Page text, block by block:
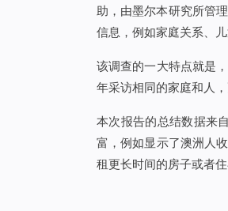
助，由墨尔本研究所管
信息，例如家庭关系、
该调查的一大特点就是
年采访相同的家庭和人
本次报告的总结数据来
富，例如显示了澳洲人
租更长时间的房子或者住